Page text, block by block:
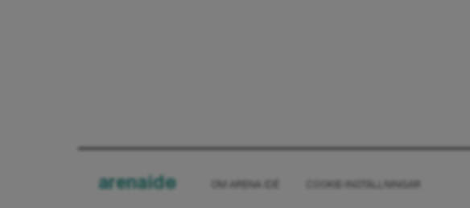
arenaide OM ARENA IDÉ COOKIE-INSTÄLLNINGAR